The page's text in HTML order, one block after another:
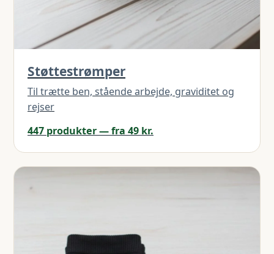
Støttestrømper
Til trætte ben, stående arbejde, graviditet og
rejser
447 produkter — fra 49 kr.